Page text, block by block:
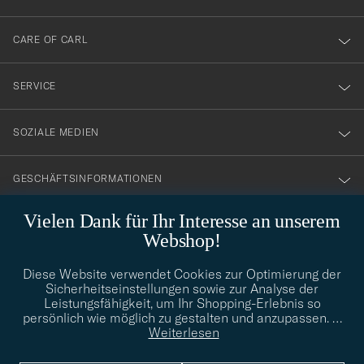
Vielen Dank für Ihr Interesse an unserem
Webshop!
Diese Website verwendet Cookies zur Optimierung der
Sicherheitseinstellungen sowie zur Analyse der
Leistungsfähigkeit, um Ihr Shopping-Erlebnis so
persönlich wie möglich zu gestalten und anzupassen. …
Weiterlesen
dig
till
vårt
nyhetsbrev!
CARE OF CARL
SERVICE
SOZIALE MEDIEN
GESCHÄFTSINFORMATIONEN
info@careofcarl.de
Benötigen Sie Hilfe bei der Suche nach Ihrem persönlichen Stil?
Wenden Sie sich an uns, wir helfen Ihnen gerne weiter!
STILBERATUNG